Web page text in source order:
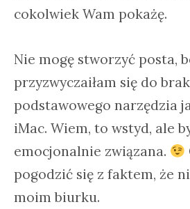
cokolwiek Wam pokażę.
Nie mogę stworzyć posta,
przyzwyczaiłam się do
podstawowego narzędzia
iMac. Wiem, to wstyd, ale
emocjonalnie związana.
pogodzić się z faktem, że
moim biurku.